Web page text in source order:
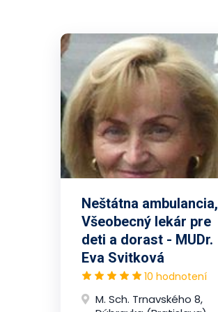
Neštátna ambulancia,
Všeobecný lekár pre
deti a dorast - MUDr.
Eva Svitková
10 hodnotení
M. Sch. Trnavského 8,